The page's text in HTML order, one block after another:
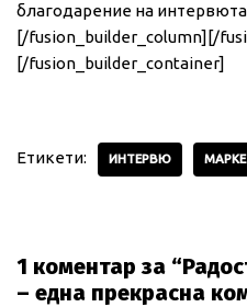
благодарение на
[/fusion_builder_column][/
[/fusion_builder_container]
Етикети: ИНТЕРВЮ
1 коментар за
– една прекрасна